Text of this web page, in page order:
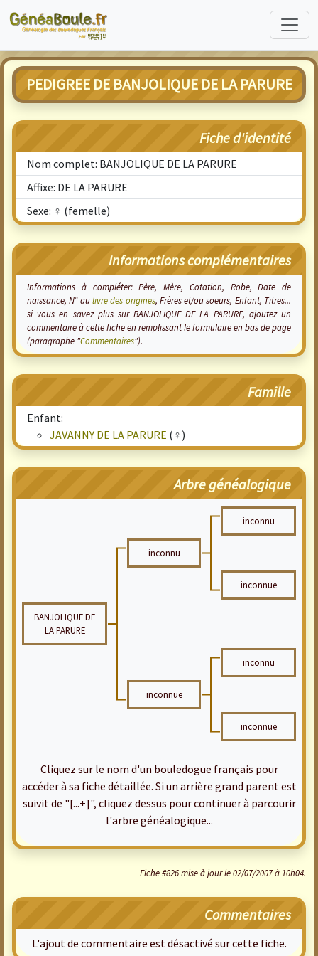
PEDIGREE DE BANJOLIQUE DE LA PARURE
Fiche d'identité
Nom complet: BANJOLIQUE DE LA PARURE
Affixe: DE LA PARURE
Sexe: ♀ (femelle)
Informations complémentaires
Informations à compléter: Père, Mère, Cotation, Robe, Date de
naissance, N° aulivre des origines, Frères et/ou soeurs, Enfant, Titres...
si vous en savez plus sur BANJOLIQUE DE LA PARURE, ajoutez un
commentaire à cette fiche en remplissant le formulaire en bas de page
(paragraphe "Commentaires").
Famille
Enfant:
JAVANNY DE LA PARURE (♀)
Arbre généalogique
inconnu
inconnu
inconnue
BANJOLIQUE DE
LA PARURE
inconnu
inconnue
inconnue
Cliquez sur le nom d'un bouledogue français pour
accéder à sa fiche détaillée. Si un arrière grand parent est
suivit de "[...+]", cliquez dessus pour continuer à parcourir
l'arbre généalogique...
Fiche #826 mise à jour le 02/07/2007 à 10h04.
Commentaires
L'ajout de commentaire est désactivé sur cette fiche.